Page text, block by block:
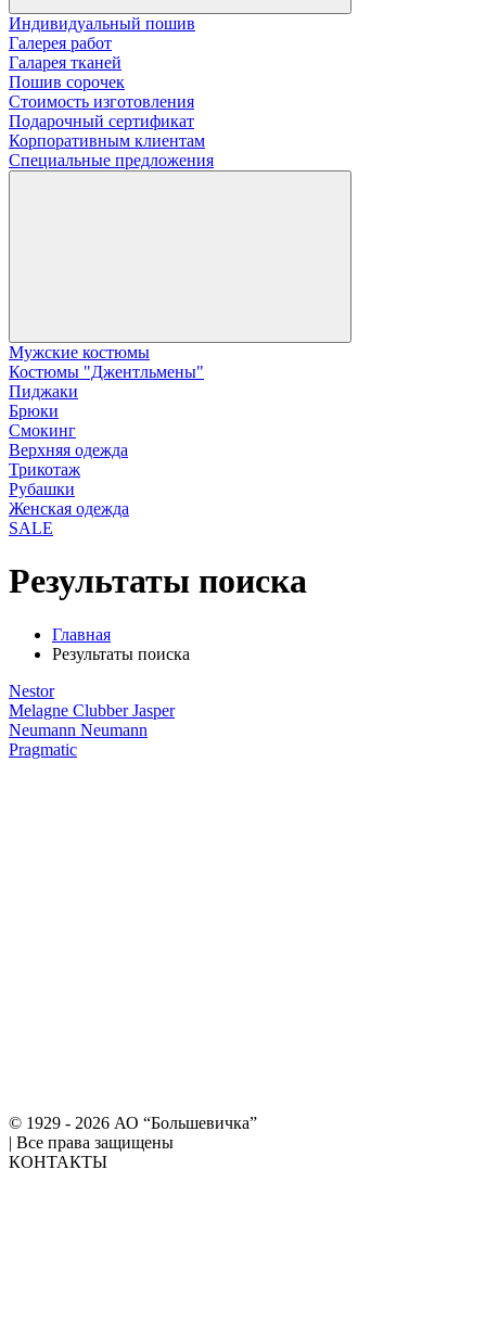
Индивидуальный пошив
Галерея работ
Галарея тканей
Пошив сорочек
Стоимость изготовления
Подарочный сертификат
Корпоративным клиентам
Специальные предложения
Мужские костюмы
Костюмы "Джентльмены"
Пиджаки
Брюки
Смокинг
Верхняя одежда
Трикотаж
Рубашки
Женская одежда
SALE
Результаты поиска
Главная
Результаты поиска
Nestor
Melagne Clubber Jasper
Neumann Neumann
Pragmatic
© 1929 - 2026 АО “Большевичка”
| Все права защищены
КОНТАКТЫ